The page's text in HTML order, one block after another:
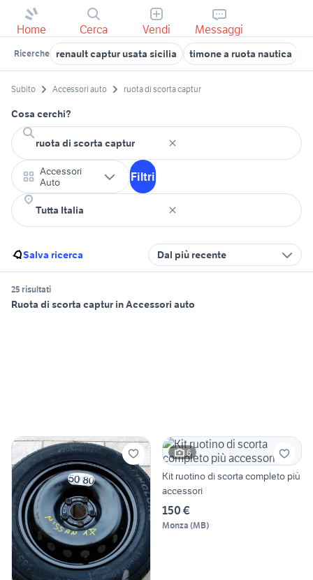
Home Cerca Vendi Messaggi
Ricerche renault captur usata sicilia timone a ruota nautica
Subito Accessori auto ruota di scorta captur
Cosa cerchi?
Accessori
Auto
Filtri
Salva ricerca Dal più recente
25 risultati
Ruota di scorta captur in Accessori auto
6
Kit ruotino di scorta completo più
accessori
150 €
Monza (MB)